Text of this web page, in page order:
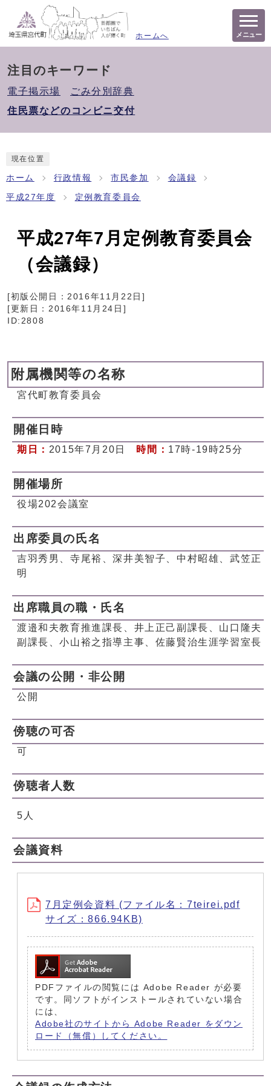
ホームへ メニュー
注目のキーワード
電子掲示場
ごみ分別辞典
住民票などのコンビニ交付
現在位置
ホーム 行政情報 市民参加 会議録
平成27年度 定例教育委員会
平成27年7月定例教育委員会
（会議録）
[初版公開日：2016年11月22日 ]
[更新日： 2016年11月24日 ]
ID:2808
附属機関等の名称
宮代町教育委員会
開催日時
期日： 2015年7月20日 時間： 17時-19時25分
開催場所
役場202会議室
出席委員の氏名
吉羽秀男、寺尾裕、深井美智子、中村昭雄、武笠正
明
出席職員の職・氏名
渡邉和夫教育推進課長、井上正己副課長、山口隆夫
副課長、小山裕之指導主事、佐藤賢治生涯学習室長
会議の公開・非公開
公開
傍聴の可否
可
傍聴者人数
5人
会議資料
7月定例会資料 (ファイル名：7teirei.pdf
サイズ：866.94KB)
PDFファイルの閲覧には Adobe Reader が必要
です。同ソフトがインストールされていない場合
には、
Adobe社のサイトから Adobe Reader をダウン
ロード（無償）してください。